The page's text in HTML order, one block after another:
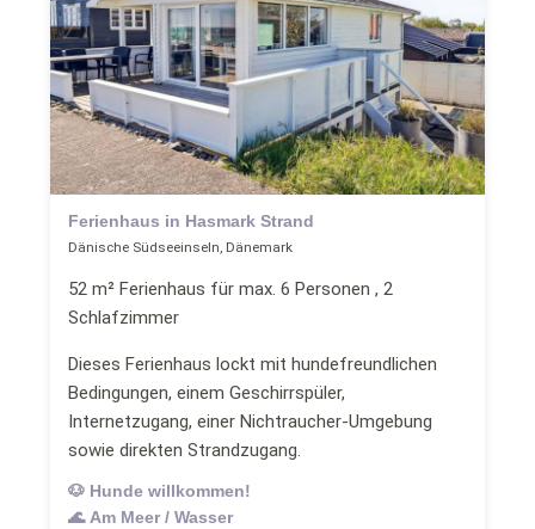
Ferienhaus in Hasmark Strand
Dänische Südseeinseln, Dänemark
52 m² Ferienhaus für max. 6 Personen , 2
Schlafzimmer
Dieses Ferienhaus lockt mit hundefreundlichen
Bedingungen, einem Geschirrspüler,
Internetzugang, einer Nichtraucher-Umgebung
sowie direkten Strandzugang.
🐶 Hunde willkommen!
🌊 Am Meer / Wasser